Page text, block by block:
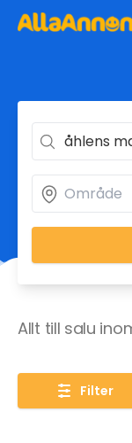
Allt till salu
Filter